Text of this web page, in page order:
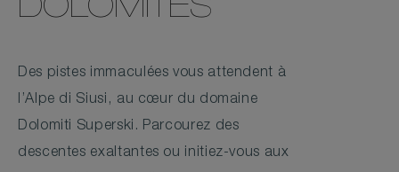
DOLOMITES
Des pistes immaculées vous attendent à
l’Alpe di Siusi, au cœur du domaine
Dolomiti Superski. Parcourez des
descentes exaltantes ou initiez-vous aux